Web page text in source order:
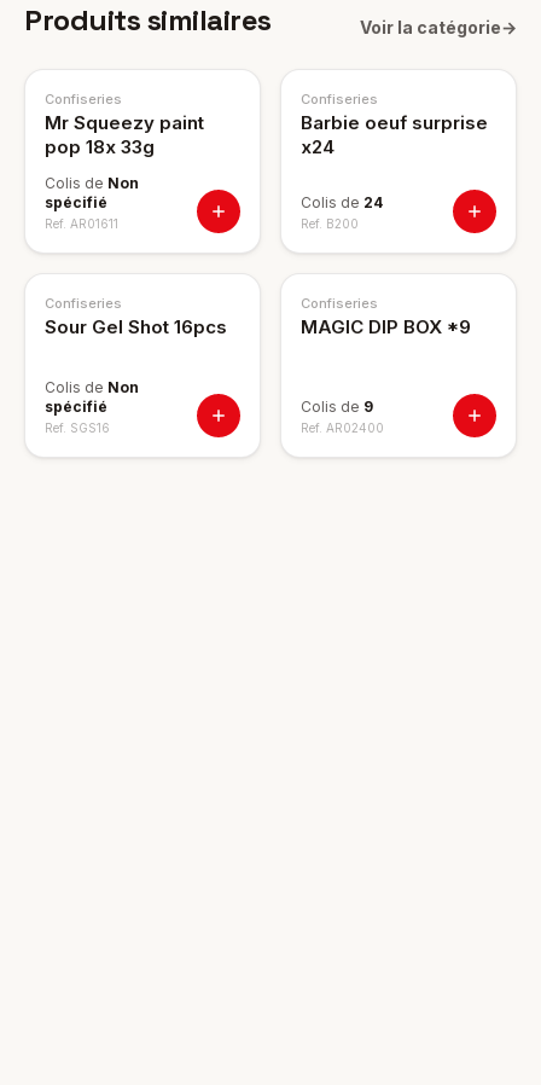
Produits similaires Voir la catégorie→
Confiseries
Mr Squeezy paint
pop 18x 33g
Colis de Non
spécifié
Ref. AR01611
Confiseries
Barbie oeuf surprise
x24
Colis de 24
Ref. B200
Confiseries
Sour Gel Shot 16pcs
Colis de Non
spécifié
Ref. SGS16
Confiseries
MAGIC DIP BOX *9
Colis de 9
Ref. AR02400